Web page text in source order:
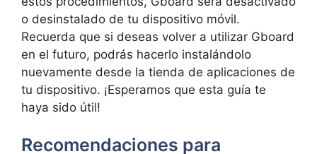
o desinstalado​ de tu dispositivo móvil.
Recuerda​ que ⁣si deseas volver ‍a utilizar ⁣Gboard
en el futuro,⁢ podrás ⁤hacerlo‌ instalándolo‍
nuevamente⁣ desde ​la⁤ tienda de aplicaciones de
tu dispositivo. ¡Esperamos que esta guía ⁤te
haya sido útil!
Recomendaciones para